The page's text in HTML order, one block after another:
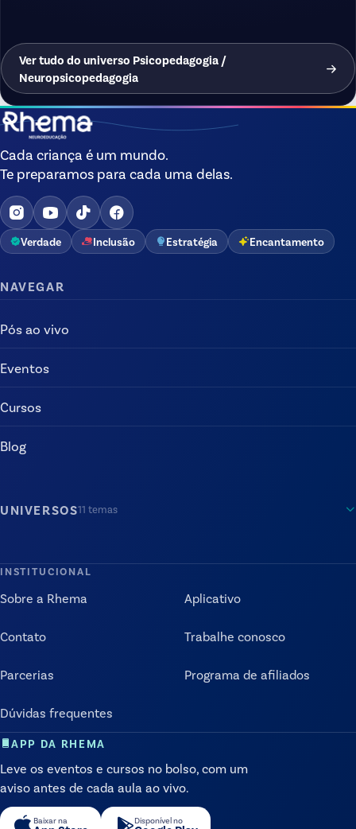
Ver tudo do universo Psicopedagogia /
Neuropsicopedagogia
Cada criança é um mundo.
Te preparamos para cada uma delas.
Verdade Inclusão Estratégia Encantamento
NAVEGAR
Pós ao vivo
Eventos
Cursos
Blog
UNIVERSOS11 temas
INSTITUCIONAL
Sobre a Rhema Aplicativo
Contato Trabalhe conosco
Parcerias Programa de afiliados
Dúvidas frequentes
APP DA RHEMA
Leve os eventos e cursos no bolso, com um
aviso antes de cada aula ao vivo.
Baixar na Disponível no